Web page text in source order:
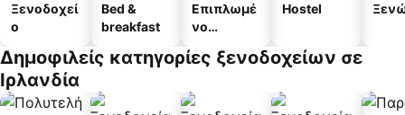
Ξενοδοχεί
ο
Bed &
breakfast
Επιπλωμέ
νο
α
Hostel
Δημοφιλείς κατηγορίες ξενοδοχείων σε
Ιρλανδία